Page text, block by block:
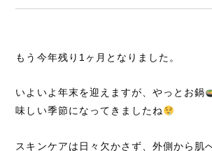
もう今年残り1ヶ月となりました。
いよいよ年末を迎えますが、やっとお鍋
味しい季節になってきましたね
スキンケアは日々欠かさず、外側から肌